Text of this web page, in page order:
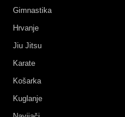
Gimnastika
Hrvanje
Jiu Jitsu
Karate
Košarka
Kuglanje